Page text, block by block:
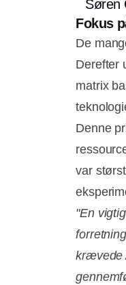
Søren
Fokus
De
Derefter
matrix
Denne
var
"En
krævede